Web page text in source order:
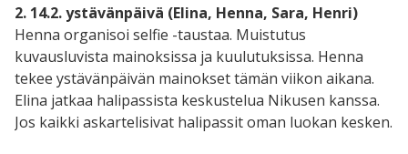
2. 14.2. ystävänpäivä (Elina, Henna, Sara, Henri)
Henna organisoi selfie -taustaa. Muistutus
kuvausluvista mainoksissa ja kuulutuksissa. Henna
tekee ystävänpäivän mainokset tämän viikon aikana.
Elina jatkaa halipassista keskustelua Nikusen kanssa.
Jos kaikki askartelisivat halipassit oman luokan kesken.